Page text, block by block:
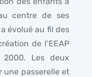
centre de ses
évolué au fil des
de l’EEAP
Les deux
une passerelle et